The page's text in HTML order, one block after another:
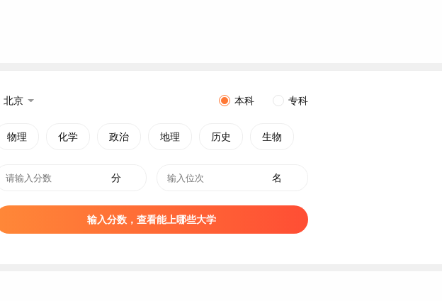
北京 本科 专科
物理 化学 政治 地理 历史 生物
分 名
输入分数，查看能上哪些大学